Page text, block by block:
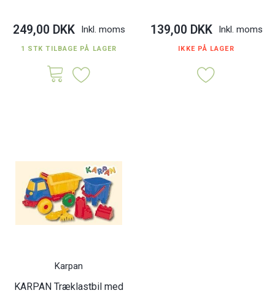
249,00 DKK Inkl. moms
1 STK TILBAGE PÅ LAGER
139,00 DKK Inkl. moms
IKKE PÅ LAGER
Karpan
KARPAN Træklastbil med